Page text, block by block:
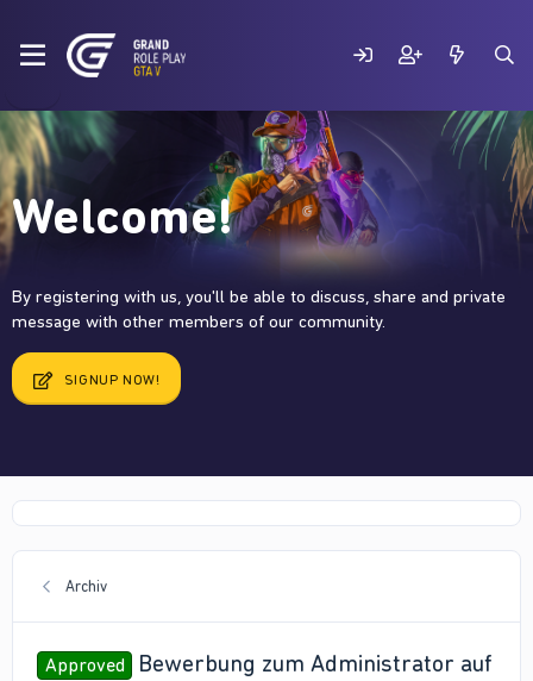
Welcome!
By registering with us, you'll be able to discuss, share and private
message with other members of our community.
SIGNUP NOW!
Archiv
Approved
Bewerbung zum Administrator auf